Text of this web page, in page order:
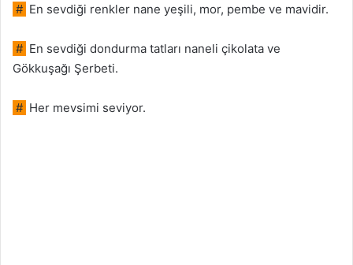
# En sevdiği renkler nane yeşili, mor, pembe ve mavidir.
# En sevdiği dondurma tatları naneli çikolata ve
Gökkuşağı Şerbeti.
# Her mevsimi seviyor.